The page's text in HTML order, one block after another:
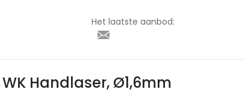
Het laatste aanbod:
(verp. 2 st.)
Handlaser, Ø1,6mm